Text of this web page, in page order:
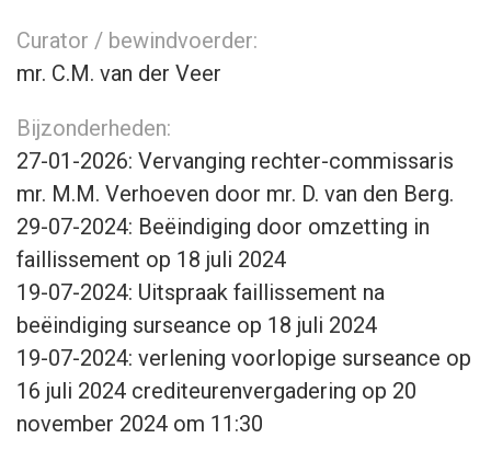
Curator / bewindvoerder:
mr. C.M. van der Veer
Bijzonderheden:
27-01-2026: Vervanging rechter-commissaris
mr. M.M. Verhoeven door mr. D. van den Berg.
29-07-2024: Beëindiging door omzetting in
faillissement op 18 juli 2024
19-07-2024: Uitspraak faillissement na
beëindiging surseance op 18 juli 2024
19-07-2024: verlening voorlopige surseance op
16 juli 2024 crediteurenvergadering op 20
november 2024 om 11:30